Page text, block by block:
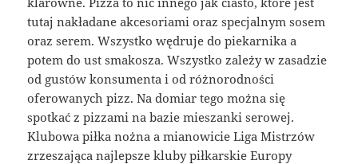
tutaj nakładane akcesoriami oraz specjalnym sosem
oraz serem. Wszystko wędruje do piekarnika a
potem do ust smakosza. Wszystko zależy w zasadzie
od gustów konsumenta i od różnorodności
oferowanych pizz. Na domiar tego można się
spotkać z pizzami na bazie mieszanki serowej.
Klubowa piłka nożna a mianowicie Liga Mistrzów
zrzeszająca najlepsze kluby piłkarskie Europy